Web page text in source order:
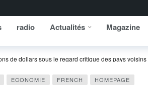
radio Actualités Magazine
de dollars sous le regard critique des pays voisins
ECONOMIE FRENCH HOMEPAGE